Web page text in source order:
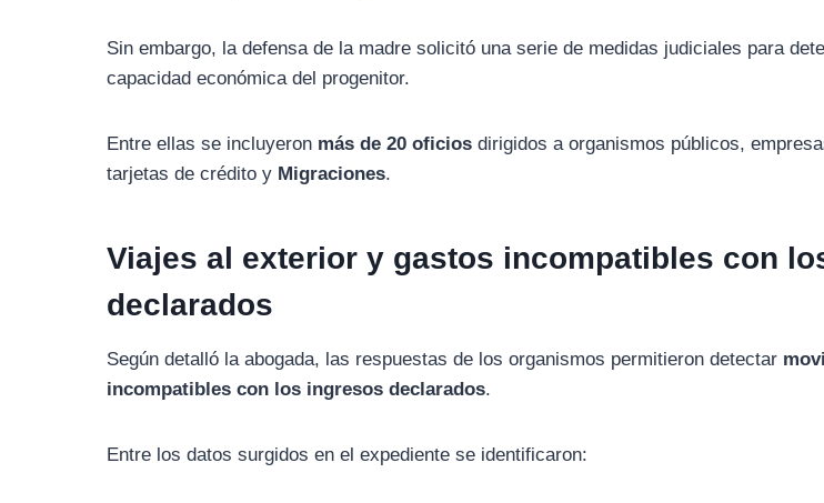
Sinembargo, ladefensade la madresolicitó unaseriede medidas judiciales para
capacidadeconómicadel progenitor.
Entreellasse incluyeron másde20oficios dirigidosaorganismos públicos,
tarjetasdecréditoy Migraciones.
Viajesal exteriory gastos incompatibles con
declarados
Segúndetalló laabogada, las respuestasde losorganismos permitierondetectar
incompatiblescon los ingresosdeclarados.
Entre losdatossurgidosenelexpedientese identificaron: